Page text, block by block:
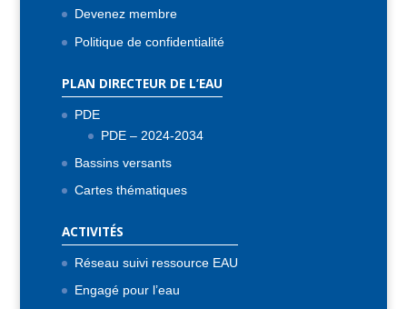
Devenez membre
Politique de confidentialité
PLAN DIRECTEUR DE L’EAU
PDE
PDE – 2024-2034
Bassins versants
Cartes thématiques
ACTIVITÉS
Réseau suivi ressource EAU
Engagé pour l’eau